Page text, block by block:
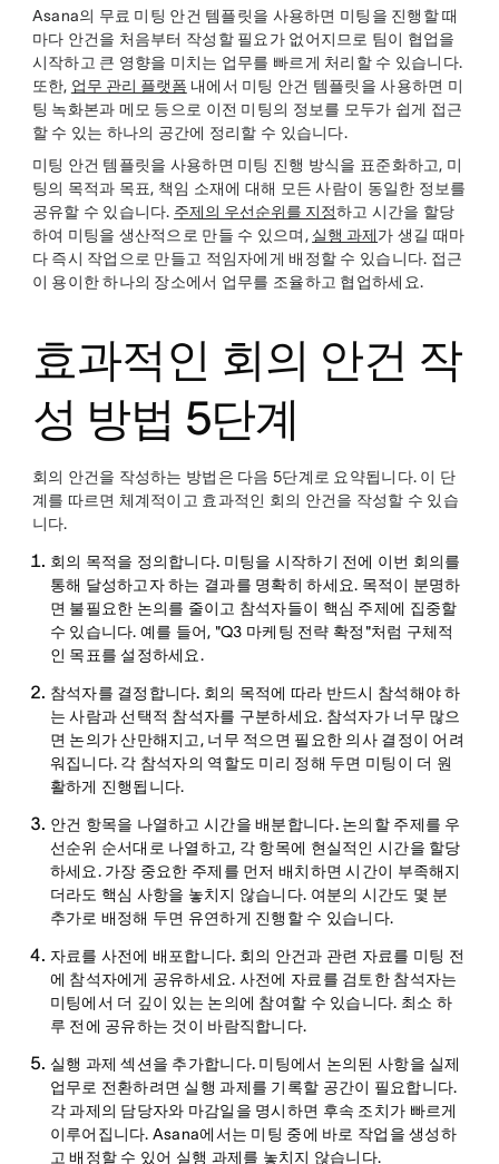
Asana의 무료 미팅 안건 템플릿을 사용하면 미팅을 진행할 때
마다 안건을 처음부터 작성할 필요가 없어지므로 팀이 협업을
시작하고 큰 영향을 미치는 업무를 빠르게 처리할 수 있습니다.
또한, 업무 관리 플랫폼 내에서 미팅 안건 템플릿을 사용하면 미
팅 녹화본과 메모 등으로 이전 미팅의 정보를 모두가 쉽게 접근
할 수 있는 하나의 공간에 정리할 수 있습니다.
미팅 안건 템플릿을 사용하면 미팅 진행 방식을 표준화하고, 미
팅의 목적과 목표, 책임 소재에 대해 모든 사람이 동일한 정보를
공유할 수 있습니다. 주제의 우선순위를 지정하고 시간을 할당
하여 미팅을 생산적으로 만들 수 있으며, 실행 과제가 생길 때마
다 즉시 작업으로 만들고 적임자에게 배정할 수 있습니다. 접근
이 용이한 하나의 장소에서 업무를 조율하고 협업하세요.
효과적인 회의 안건 작
성 방법 5단계
회의 안건을 작성하는 방법은 다음 5단계로 요약됩니다. 이 단
계를 따르면 체계적이고 효과적인 회의 안건을 작성할 수 있습
니다.
회의 목적을 정의합니다. 미팅을 시작하기 전에 이번 회의를
통해 달성하고자 하는 결과를 명확히 하세요. 목적이 분명하
면 불필요한 논의를 줄이고 참석자들이 핵심 주제에 집중할
수 있습니다. 예를 들어, "Q3 마케팅 전략 확정"처럼 구체적
인 목표를 설정하세요.
참석자를 결정합니다. 회의 목적에 따라 반드시 참석해야 하
는 사람과 선택적 참석자를 구분하세요. 참석자가 너무 많으
면 논의가 산만해지고, 너무 적으면 필요한 의사 결정이 어려
워집니다. 각 참석자의 역할도 미리 정해 두면 미팅이 더 원
활하게 진행됩니다.
안건 항목을 나열하고 시간을 배분합니다.논의할 주제를 우
선순위 순서대로 나열하고, 각 항목에 현실적인 시간을 할당
하세요. 가장 중요한 주제를 먼저 배치하면 시간이 부족해지
더라도 핵심 사항을 놓치지 않습니다. 여분의 시간도 몇 분
추가로 배정해 두면 유연하게 진행할 수 있습니다.
자료를 사전에 배포합니다. 회의 안건과 관련 자료를 미팅 전
에 참석자에게 공유하세요. 사전에 자료를 검토한 참석자는
미팅에서 더 깊이 있는 논의에 참여할 수 있습니다. 최소 하
루 전에 공유하는 것이 바람직합니다.
실행 과제 섹션을 추가합니다. 미팅에서 논의된 사항을 실제
업무로 전환하려면 실행 과제를 기록할 공간이 필요합니다.
각 과제의 담당자와 마감일을 명시하면 후속 조치가 빠르게
이루어집니다. Asana에서는 미팅 중에 바로 작업을 생성하
고 배정할 수 있어 실행 과제를 놓치지 않습니다.